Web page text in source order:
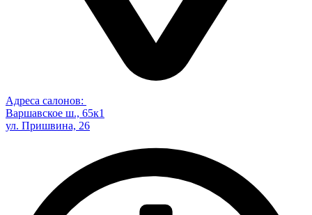
Адреса салонов:
Варшавское ш., 65к1
ул. Пришвина, 26